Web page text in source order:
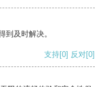
到及时解决。
支持[0] 反对[0]